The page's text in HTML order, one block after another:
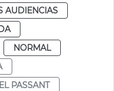
AUDIENCIAS
NORMAL
PASSANT